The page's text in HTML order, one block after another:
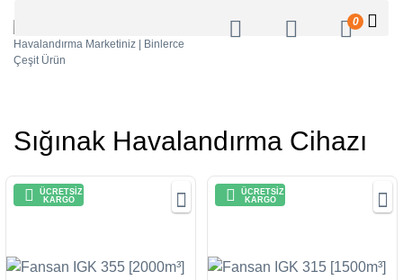
0
Sığınak Havalandırma Cihazı
ÜCRETSİZ
KARGO
ÜCRETSİZ
KARGO